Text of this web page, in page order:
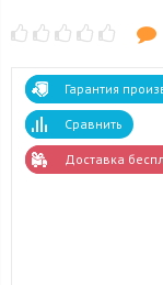
Гарантия
Сравнить
Доставка